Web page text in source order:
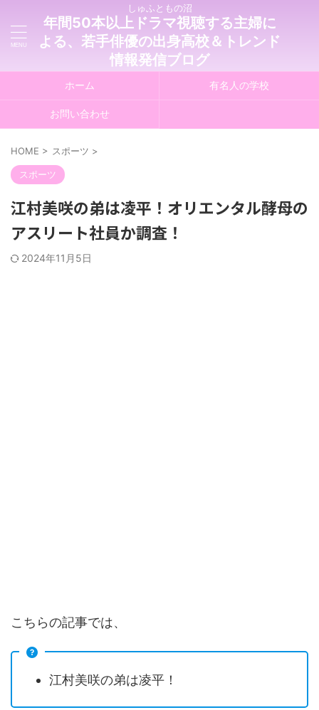
しゅふともの沼
年間50本以上ドラマ視聴する主婦に
よる、若手俳優の出身高校＆トレンド
情報発信ブログ
ホーム 有名人の学校
お問い合わせ
HOME > スポーツ >
スポーツ
江村美咲の弟は凌平！オリエンタル酵母の
アスリート社員か調査！
2024年11月5日
こちらの記事では、
江村美咲の弟は凌平！